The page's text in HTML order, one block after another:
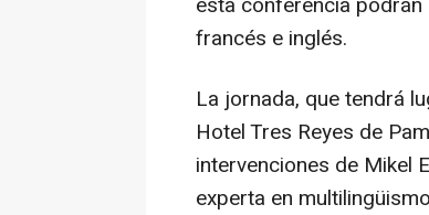
francés e inglés.
La jornada, que tendrá
Hotel Tres Reyes de
intervenciones de Mikel
experta en